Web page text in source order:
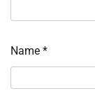
Name *